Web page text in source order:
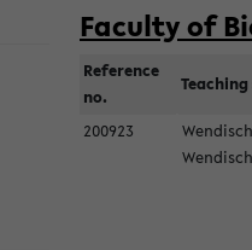
Faculty of
Reference
no.
200923